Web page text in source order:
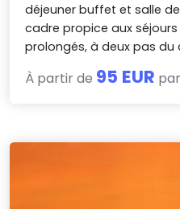
déjeuner buffet et salle
cadre propice aux
prolongés, à deux pas du
À partir de 95 EUR